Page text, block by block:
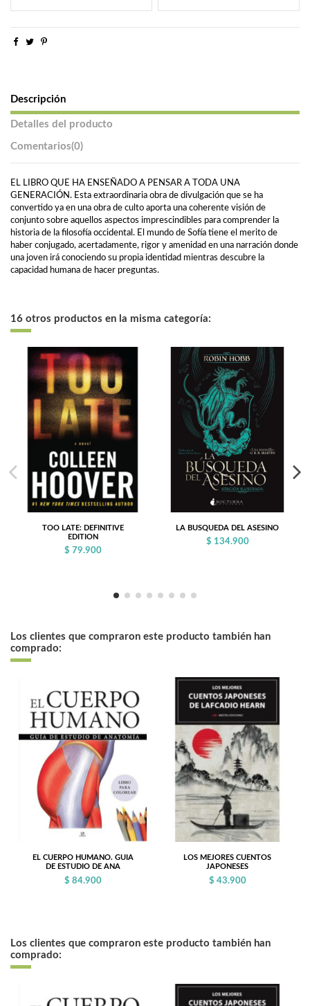
Descripción
Detalles del producto
Comentarios(0)
EL LIBRO QUE HA ENSEÑADO A PENSAR A TODA UNA
GENERACIÓN. Esta extraordinaria obra de divulgación que se ha
convertido ya en una obra de culto aporta una coherente visión de
conjunto sobre aquellos aspectos imprescindibles para comprender la
historia de la filosofía occidental. El mundo de Sofía tiene el merito de
haber conjugado, acertadamente, rigor y amenidad en una narración donde
una joven irá conociendo su propia identidad mientras descubre la
capacidad humana de hacer preguntas.
16 otros productos en la misma categoría:
TOO LATE: DEFINITIVE
EDITION
$ 79.900
LA BUSQUEDA DEL ASESINO
$ 134.900
Los clientes que compraron este producto también han
comprado:
EL CUERPO HUMANO. GUIA
DE ESTUDIO DE ANA
$ 84.900
LOS MEJORES CUENTOS
JAPONESES
$ 43.900
Los clientes que compraron este producto también han
comprado: